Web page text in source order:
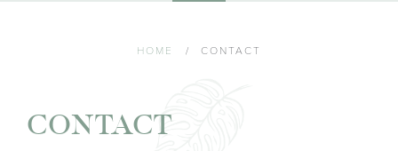
HOME / CONTACT
CONTACT